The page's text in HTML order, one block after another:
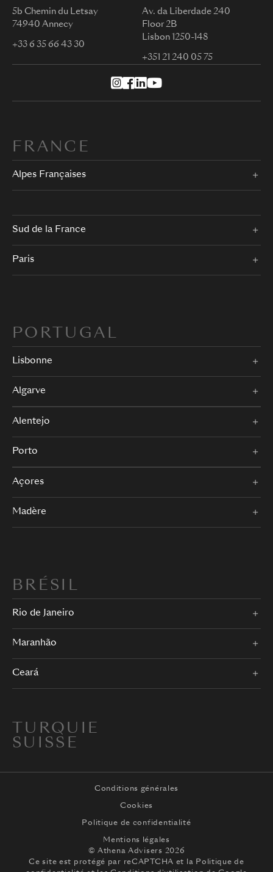
5b Chemin du Letsay
74940 Annecy
+33 6 35 66 43 30
Av. da Liberdade 240
Floor 2B
Lisbon 1250-148
+351 21 240 05 75
FRANCE
Alpes Françaises
Sud de la France
Paris
PORTUGAL
Lisbonne
Algarve
Alentejo
Porto
Açores
Madère
BRÉSIL
Rio de Janeiro
Maranhão
Ceará
TURQUIE
SUISSE
Conditions générales
Cookies
Politique de confidentialité
Mentions légales
© Athena Advisers 2026
Ce site est protégé par reCAPTCHA et la Politique de